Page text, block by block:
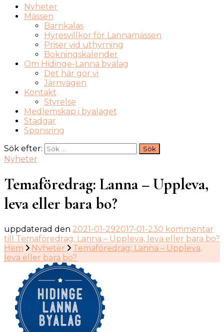
Nyheter
Mässen
Barnkalas
Hyresvillkor för Lannamässen
Priser vid uthyrning
Bokningskalender
Om Hidinge-Lanna byalag
Det här gör vi
Järnvägen
Kontakt
Styrelse
Medlemskap i byalaget
Stadgar
Sponsring
Sök efter:
Nyheter
Temaföredrag: Lanna – Uppleva,
leva eller bara bo?
uppdaterad den 2021-01-292017-01-230 kommentar
till Temaföredrag: Lanna – Uppleva, leva eller bara bo?
Hem
Nyheter
Temaföredrag: Lanna – Uppleva,
leva eller bara bo?